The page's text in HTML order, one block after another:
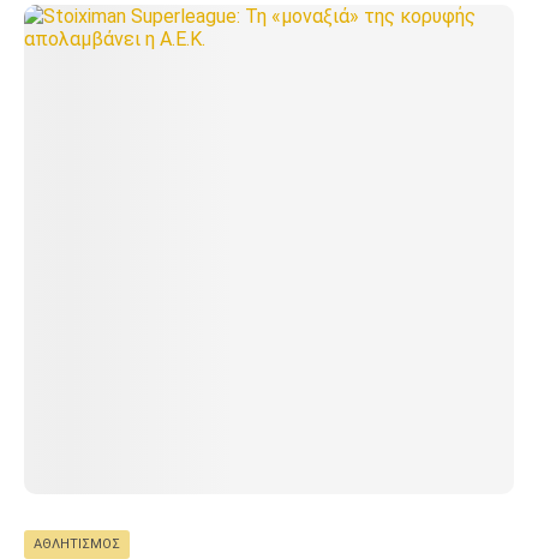
ΑΘΛΗΤΙΣΜΌΣ